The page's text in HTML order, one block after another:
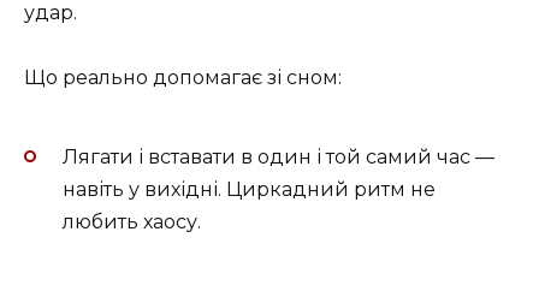
удар.
Що реально допомагає зі сном:
Лягати і вставати в один і той самий час —
навіть у вихідні. Циркадний ритм не
любить хаосу.